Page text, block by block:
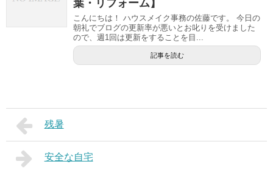
葉・リフォーム】
こんにちは！ ハウスメイク事務の佐藤です。 今日の
朝礼でブログの更新率が悪いとお叱りを受けました
ので、週1回は更新をすることを目...
記事を読む
残暑
安全な自宅